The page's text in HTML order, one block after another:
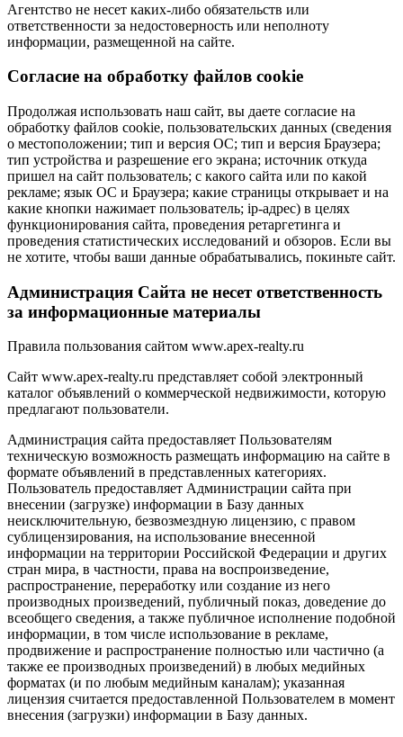
Агентство не несет каких-либо обязательств или
ответственности за недостоверность или неполноту
информации, размещенной на сайте.
Cогласие на обработку файлов cookie
Продолжая использовать наш сайт, вы даете согласие на
обработку файлов cookie, пользовательских данных (сведения
о местоположении; тип и версия ОС; тип и версия Браузера;
тип устройства и разрешение его экрана; источник откуда
пришел на сайт пользователь; с какого сайта или по какой
рекламе; язык ОС и Браузера; какие страницы открывает и на
какие кнопки нажимает пользователь; ip-адрес) в целях
функционирования сайта, проведения ретаргетинга и
проведения статистических исследований и обзоров. Если вы
не хотите, чтобы ваши данные обрабатывались, покиньте сайт.
Администрация Сайта не несет ответственность
за информационные материалы
Правила пользования сайтом www.apex-realty.ru
Сайт www.apex-realty.ru представляет собой электронный
каталог объявлений о коммерческой недвижимости, которую
предлагают пользователи.
Администрация сайта предоставляет Пользователям
техническую возможность размещать информацию на сайте в
формате объявлений в представленных категориях.
Пользователь предоставляет Администрации сайта при
внесении (загрузке) информации в Базу данных
неисключительную, безвозмездную лицензию, с правом
сублицензирования, на использование внесенной
информации на территории Российской Федерации и других
стран мира, в частности, права на воспроизведение,
распространение, переработку или создание из него
производных произведений, публичный показ, доведение до
всеобщего сведения, а также публичное исполнение подобной
информации, в том числе использование в рекламе,
продвижение и распространение полностью или частично (а
также ее производных произведений) в любых медийных
форматах (и по любым медийным каналам); указанная
лицензия считается предоставленной Пользователем в момент
внесения (загрузки) информации в Базу данных.